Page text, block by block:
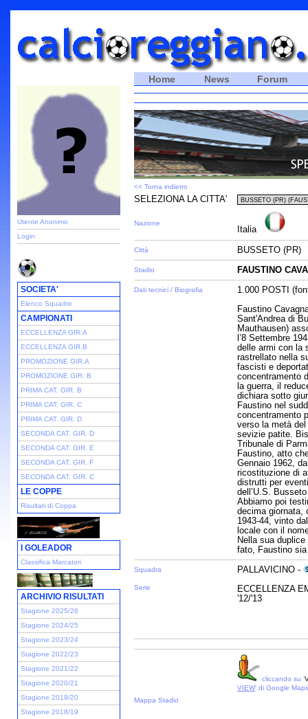
Utente Anonimo
Login
SOCIETA'
Elenco Squadre
CAMPIONATI
ECCELLENZA GIR.A
ECCELLENZA GIR.B
PROMOZIONE GIR.A
PROMOZIONE GIR. B
PRIMA CAT. GIR. B
PRIMA CAT. GIR. C
PRIMA CAT. GIR. D
SECONDA CAT. GIR. D
SECONDA CAT. GIR. E
SECONDA CAT. GIR. F
SECONDA CAT. GIR. C
LE COPPE
Risultati di Coppa
I GOLEADOR
Classifica Marcatori
ARCHIVIO RISULTATI
Stagione 2025/26
Stagione 2024/25
Stagione 2023/24
Stagione 2022/23
Stagione 2021/22
Stagione 2020/21
Stagione 2019/20
Stagione 2018/19
Home News Forum
<< Torna indietro
SELEZIONA LA CITTA'
Nazione
Italia
Città BUSSETO (PR)
Stadio FAUSTINO
Dati tecnici / Biografia
1.000 POSTI
Faustino
Sant'Andrea di
Mauthausen)
l’8 Settembre
delle armi con la
rastrellato nella
fascisti e
concentramento
la guerra, il
dichiara sotto
Faustino nel
concentramento
verso la metà
sevizie patite.
Tribunale di
Faustino, atto
Gennaio 1962,
ricostituzione di
distrutti per
dell’U.S.
Abbiamo poi
decima giornata,
1943-44, vinto
locale con il
Nella sua
fato, Faustino
Squadra
Serie
PALLAVICINO -
ECCELLENZA
'12/'13
cliccando su '
VIEW' di Google Maps
Mappa Stadio